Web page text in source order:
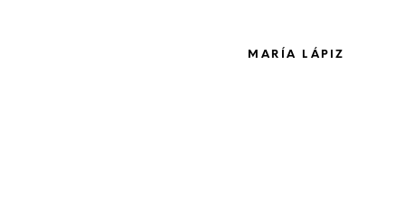
MARÍA LÁPIZ